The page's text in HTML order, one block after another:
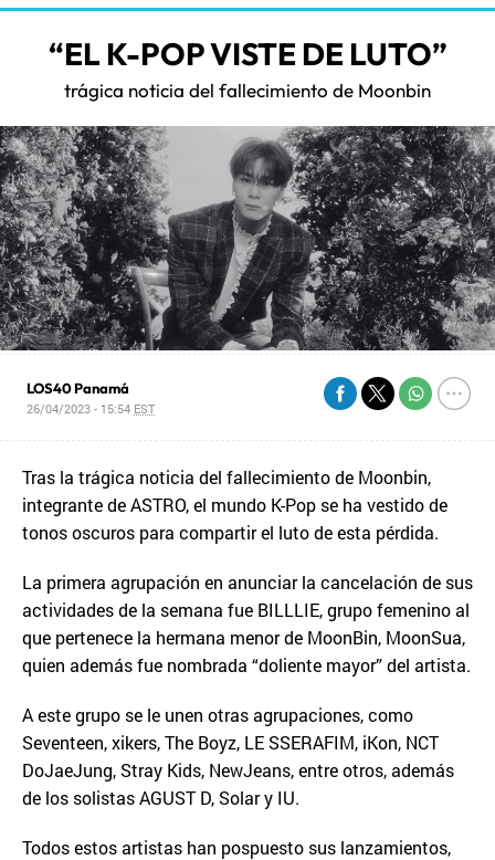
“EL K-POP VISTE DE LUTO”
trágica noticia del fallecimiento de Moonbin
LOS40 Panamá
26/04/2023 - 15:54 EST
Tras la trágica noticia del fallecimiento de Moonbin,
integrante de ASTRO, el mundo K-Pop se ha vestido de
tonos oscuros para compartir el luto de esta pérdida.
La primera agrupación en anunciar la cancelación de sus
actividades de la semana fue BILLLIE, grupo femenino al
que pertenece la hermana menor de MoonBin, MoonSua,
quien además fue nombrada “doliente mayor” del artista.
A este grupo se le unen otras agrupaciones, como
Seventeen, xikers, The Boyz, LE SSERAFIM, iKon, NCT
DoJaeJung, Stray Kids, NewJeans, entre otros, además
de los solistas AGUST D, Solar y IU.
Todos estos artistas han pospuesto sus lanzamientos,